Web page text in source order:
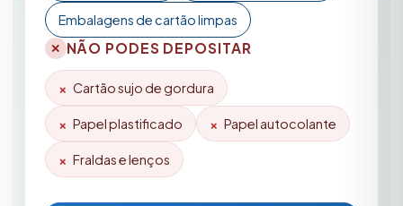
Embalagens de cartão limpas
✕ NÃO PODES DEPOSITAR
Cartão sujo de gordura
Papel plastificado Papel autocolante
Fraldas e lenços